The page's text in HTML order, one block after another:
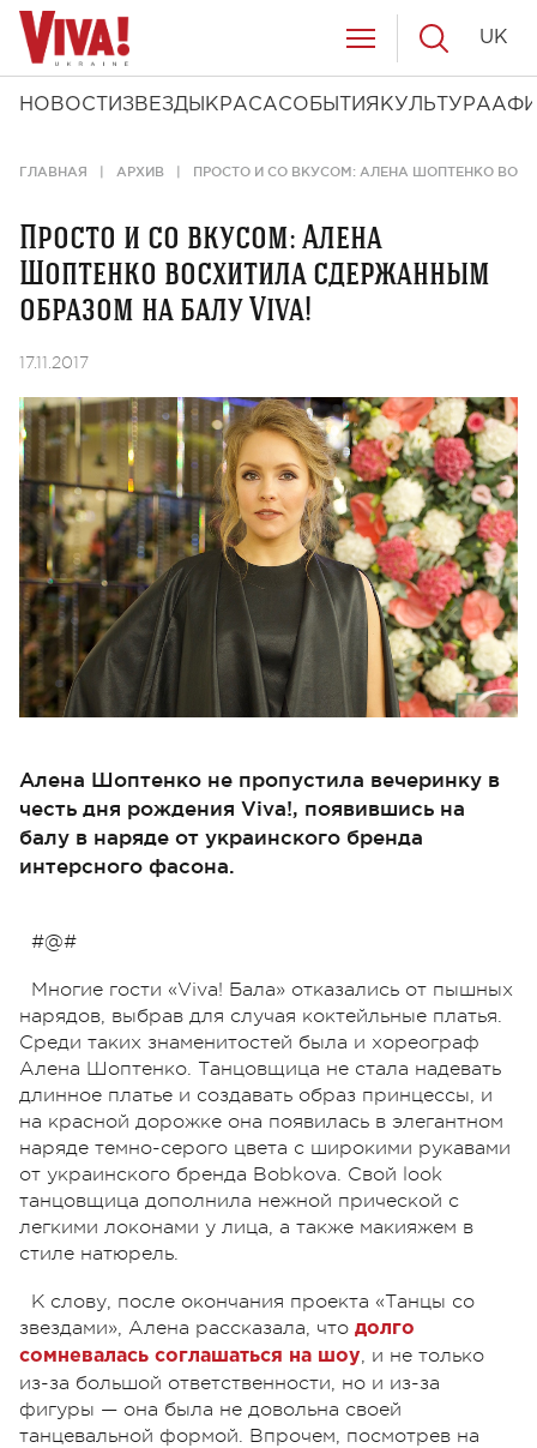
НОВОСТИ ЗВЕЗДЫ КРАСАСОБЫТИЯ КУЛЬТУРА
UK
ГЛАВНАЯ АРХИВ ПРОСТО И СО ВКУСОМ: АЛЕНА ШОПТЕНКО
Просто и со вкусом: Алена
Шоптенко восхитила сдержанным
образом на балу Viva!
17.11.2017
Алена Шоптенко не пропустила вечеринку в
честь дня рождения Viva!, появившись на
балу в наряде от украинского бренда
интерсного фасона.
#@#
Многие гости «Viva! Бала» отказались от пышных
нарядов, выбрав для случая коктейльные платья.
Среди таких знаменитостей была и хореограф
Алена Шоптенко. Танцовщица не стала надевать
длинное платье и создавать образ принцессы, и
на красной дорожке она появилась в элегантном
наряде темно-серого цвета с широкими рукавами
от украинского бренда Bobkova. Свой look
танцовщица дополнила нежной прической c
легкими локонами у лица, а также макияжем в
стиле натюрель.
К слову, после окончания проекта «Танцы со
звездами», Алена рассказала, что долго
сомневалась соглашаться на шоу, и не только
из-за большой ответственности, но и из-за
фигуры — она была не довольна своей
танцевальной формой. Впрочем, посмотрев на